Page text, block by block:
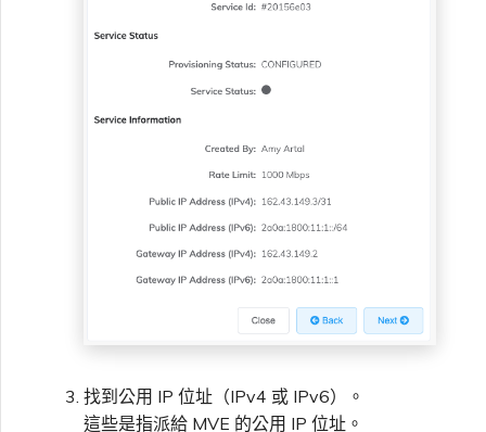
找到公用 IP 位址（IPv4 或 IPv6）。
這些是指派給 MVE 的公用 IP 位址。